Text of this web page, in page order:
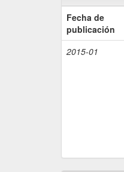
Fecha de
publicación
2015-01